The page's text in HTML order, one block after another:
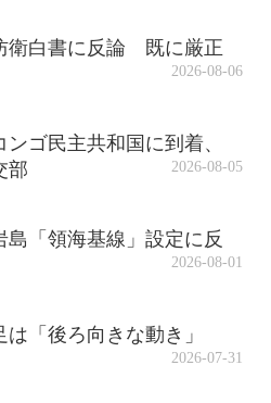
衛白書に反論 既に厳正
2026-08-06
ゴ民主共和国に到着、
部
2026-08-05
島「領海基線」設定に反
2026-08-01
は「後ろ向きな動き」
2026-07-31